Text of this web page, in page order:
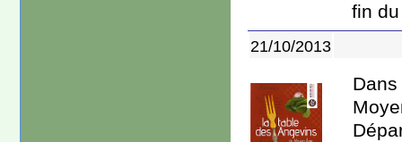
fin
21/10/2013